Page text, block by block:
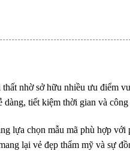
nhờ sở hữu nhiều ưu điểm
tiết kiệm thời gian và công
lựa chọn mẫu mã phù hợp với
lại vẻ đẹp thẩm mỹ và sự